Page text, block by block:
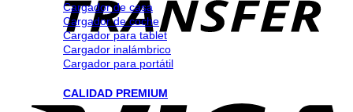
Cargador de casa
Cargador de coche
Cargador para tablet
Cargador inalámbrico
Cargador para portátil
CALIDAD PREMIUM